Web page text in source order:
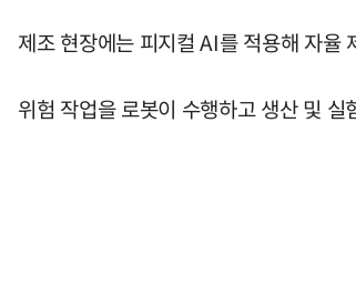
제조 현장에는 피지컬 AI를 적용해 자율
위험 작업을 로봇이 수행하고 생산 및